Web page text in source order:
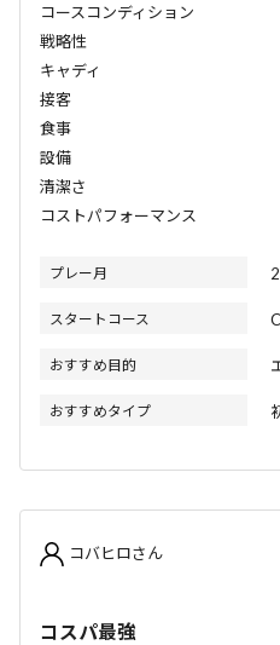
コースコンディション
戦略性
キャディ
接客
食事
設備
清潔さ
コストパフォーマンス
プレー月
スタートコース
おすすめ目的
おすすめタイプ
コバヒロさん
コスパ最強